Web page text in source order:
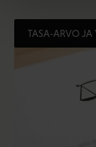
TASA-ARVO JA